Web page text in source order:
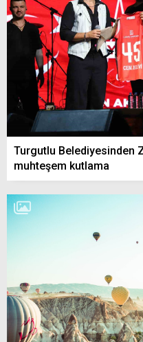
Turgutlu Belediyesinden
muhteşem kutlama